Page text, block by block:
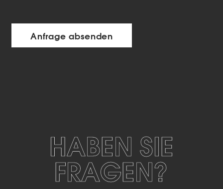
HABEN SIE
FRAGEN?